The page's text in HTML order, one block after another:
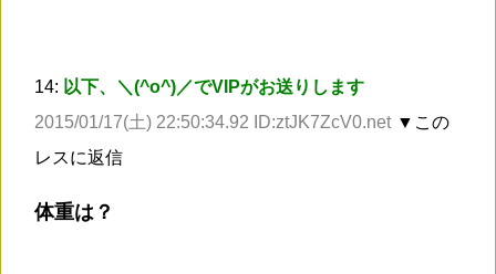
14: 以下、＼(^o^)／でVIPがお送りします
2015/01/17(土) 22:50:34.92 ID:ztJK7ZcV0.net ▼この
レスに返信
体重は？